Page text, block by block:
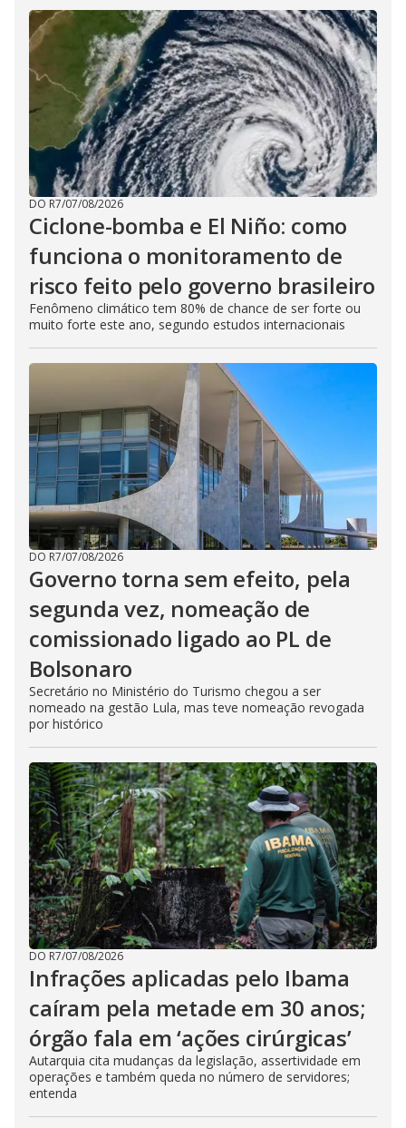
DO R7/07/08/2026
Ciclone-bomba e El Niño: como
funciona o monitoramento de
risco feito pelo governo brasileiro
Fenômeno climático tem 80% de chance de ser forte ou
muito forte este ano, segundo estudos internacionais
DO R7/07/08/2026
Governo torna sem efeito, pela
segunda vez, nomeação de
comissionado ligado ao PL de
Bolsonaro
Secretário no Ministério do Turismo chegou a ser
nomeado na gestão Lula, mas teve nomeação revogada
por histórico
DO R7/07/08/2026
Infrações aplicadas pelo Ibama
caíram pela metade em 30 anos;
órgão fala em ‘ações cirúrgicas’
Autarquia cita mudanças da legislação, assertividade em
operações e também queda no número de servidores;
entenda